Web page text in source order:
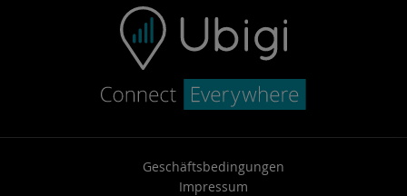
Geschäftsbedingungen
Impressum